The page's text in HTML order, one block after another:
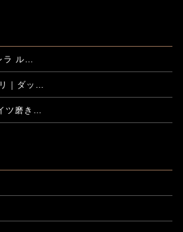
ラ ル…
｜ダッ…
ツ磨き…